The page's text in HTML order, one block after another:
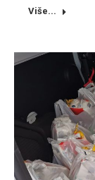
Više...